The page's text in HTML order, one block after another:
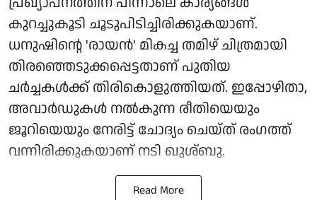
കുറച്ചുകൂടി ചൂടുപിടിച്ചിരിക്കുകയാണ്.
ധനുഷിന്റെ 'രായൻ' മികച്ച തമിഴ് ചിത്രമായി
തിരഞ്ഞെടുക്കപ്പെട്ടതാണ് പുതിയ
ചർച്ചകൾക്ക് തിരികൊളുത്തിയത്. ഇപ്പോഴിതാ,
അവാർഡുകൾ നൽകുന്ന രീതിയെയും
ജൂറിയെയും നേരിട്ട് ചോദ്യം ചെയ്ത് രംഗത്ത്
വന്നിരിക്കുകയാണ് നടി ഖുശ്ബു.
Read More